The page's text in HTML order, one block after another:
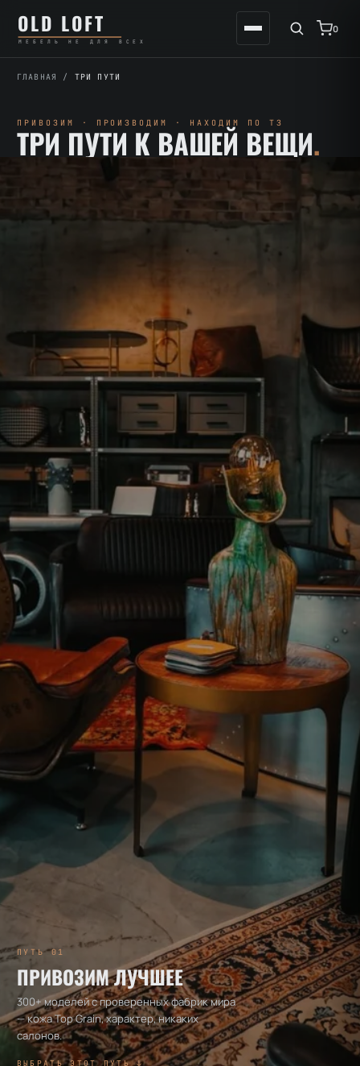
содержимому
содержимому
OLD LOFT
МЕБЕЛЬ НЕ ДЛЯ ВСЕХ
0
ГЛАВНАЯ / ТРИ ПУТИ
ПРИВОЗИМ · ПРОИЗВОДИМ · НАХОДИМ ПО ТЗ
ТРИ ПУТИ К ВАШЕЙ ВЕЩИ.
ПУТЬ 01
ПРИВОЗИМ ЛУЧШЕЕ
300+ моделей с проверенных фабрик мира
— кожа Top Grain, характер, никаких
салонов.
ВЫБРАТЬ ЭТОТ ПУТЬ ↓